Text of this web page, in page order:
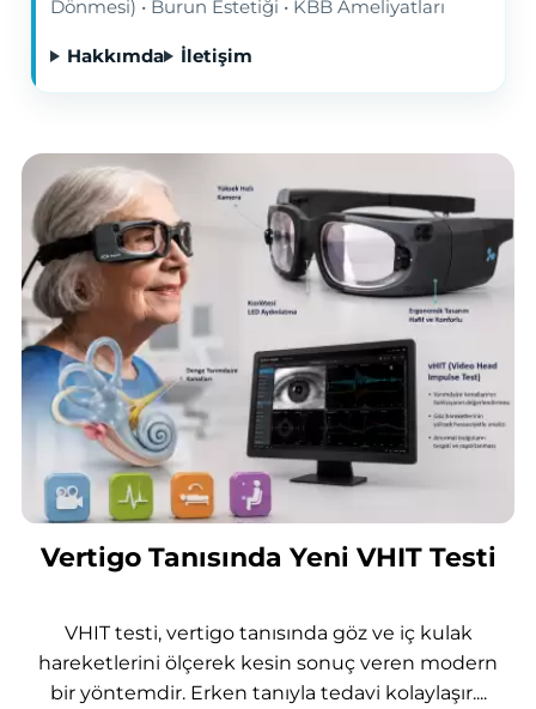
Dönmesi) • Burun Estetiği • KBB Ameliyatları
Hakkımda İletişim
Vertigo Tanısında Yeni VHIT Testi
VHIT testi, vertigo tanısında göz ve iç kulak
hareketlerini ölçerek kesin sonuç veren modern
bir yöntemdir. Erken tanıyla tedavi kolaylaşır....